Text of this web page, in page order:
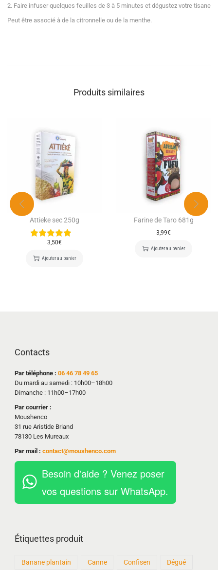
2. Faire infuser quelques feuilles de 3 à 5 minutes et dégustez votre tisane
Peut être associé à de la citronnelle ou de la menthe.
Produits similaires
Attieke sec 250g
3,50€
Ajouter au panier
Farine de Taro 681g
3,99€
Ajouter au panier
Contacts
Par téléphone : 06 46 78 49 65
Du mardi au samedi : 10h00–18h00
Dimanche : 11h00–17h00
Par courrier :
Moushenco
31 rue Aristide Briand
78130 Les Mureaux
Par mail : contact@moushenco.com
Besoin d'aide ? Venez poser
vos questions sur WhatsApp.
Étiquettes produit
Banane plantain Canne Confisen Dégué